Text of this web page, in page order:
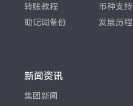
转账教程
助记词备份
币种支持
发展历程
新闻资讯
集团新闻